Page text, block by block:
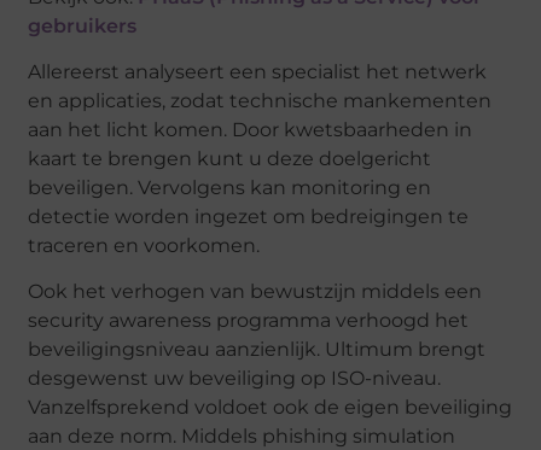
gebruikers
Allereerst analyseert een specialist het netwerk
en applicaties, zodat technische mankementen
aan het licht komen. Door kwetsbaarheden in
kaart te brengen kunt u deze doelgericht
beveiligen. Vervolgens kan monitoring en
detectie worden ingezet om bedreigingen te
traceren en voorkomen.
Ook het verhogen van bewustzijn middels een
security awareness programma verhoogd het
beveiligingsniveau aanzienlijk. Ultimum brengt
desgewenst uw beveiliging op ISO-niveau.
Vanzelfsprekend voldoet ook de eigen beveiliging
aan deze norm. Middels phishing simulation